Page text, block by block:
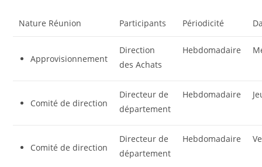
Nature Réunion Participants Périodicité
Approvisionnement
Direction
des Achats
Hebdomadaire
Comité de direction
Directeur de
département
Hebdomadaire
Comité de direction
Directeur de
département
Hebdomadaire